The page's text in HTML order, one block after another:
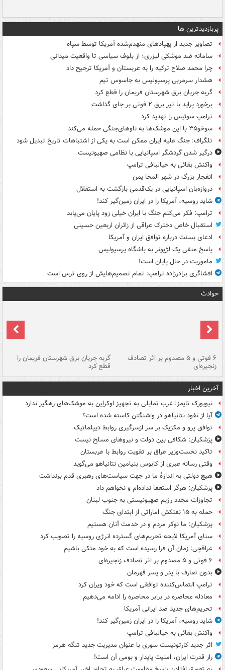
پربازدیدترین ها
تصاویر جدید از پهپادهای منهدم‌شده آمریکا توسط سپاه
سامانه ضد موشکی لیزری؛ از بلوف سیاسی تا واقعیت میدانی
چرا محمد صلاح ترکیه را به عربستان و آمریکا ترجیح داد
هشدار سرمربی پرسپولیس به جاسوس تیم
گربه جریان برق شهرستان فریمان را قطع کرد
برخورد پراید با تیر برق ۲ فوتی بر جای گذاشت
ترامپ سوئیس را تهدید کرد
سوخو۳۵ با این موشک‌ها به ناوهای‌جنگی حمله می‌کند
تلگراف: جنگ علیه ایران ممکن است به یکی از اشتباهات تاریخ تبدیل شود
درگیر شدن گردشگر اسپانیایی با نظامی صهیونیست
واکنش بقائی به خیالبافی ترامپ
انفجار بزرگ در شهر المخا یمن
دروازه‌بان اسپانیایی در یک‌قدمی بازگشت به استقلال
شاید روسیه، آمریکا را در ایران زمین‌گیر کند!
ترامپ: فکر می‌کنم جنگ با ایران خیلی زود پایان می‌یابد
استقبال خاص دخترک عراقی از زائران اربعین حسینی
ادعای بسنت درباره توافق ایران و آمریکا
پاسخ منفی یک لژیونر به باشگاه پرسپولیس
ماموریت در حال پایان است!
افشاگری برادرزاده ترامپ: تمام تصمیم‌هایش از روی ترس است
حوادث
۶ فوتی و ۵ مصدوم بر اثر تصادف
زنجیره‌ای
گربه جریان برق شهرستان فریمان را
قطع کرد
آخرین اخبار
نیویورک تایمز: غرب تمایلی به تجهیز اوکراین به موشک‌های رهگیر ندارد
آیا از نفوذ نتانیاهو در واشنگتن کاسته شده است؟
توافق پرو و مکزیک بر سر ازسرگیری روابط دیپلماتیک
پزشکیان: شکافی بین دولت و نیروهای مسلح نیست
تاکید نخست‌وزیر عراق بر تقویت روابط با عربستان
وقتی رسانه عبری از کابوس بنیامین نتانیاهو می‌گوید
هیچ دولتی به اندازۀ ما در جهت سیاست‌های رهبری قدم برنداشت
پزشکیان: هرگز استعفا نداده‌ام و نخواهم داد
تجاوزات مجدد رژیم صهیونیستی به جنوب لبنان
حمله به ۱۵ نفتکش‌ اماراتی از ابتدای جنگ
پزشکیان: ما نوکر مردم و در خدمت آنان هستیم
سنای آمریکا لایحه تحریم‌های گسترده انرژی روسیه را تصویب کرد
عراقچی: زمان آن فرا رسیده است که به خود متکی باشیم
۶ فوتی و ۵ مصدوم بر اثر تصادف زنجیره‌ای
بدون تعارف با پدر و پسر قهرمان
ترامپ التماس‌کننده توافقی است که خود ویران کرد
معادله محاصره در برابر محاصره را ادامه می‌دهیم
تحریم‌های جدید ضد ایرانی آمریکا
شاید روسیه، آمریکا را در ایران زمین‌گیر کند!
واکنش بقائی به خیالبافی ترامپ
اثر جدید کارتونیست سوری با عنوان مدیریت جدید تنگه هرمز
راز قدرت ایران، امنیت پایدار و بومی آن است!